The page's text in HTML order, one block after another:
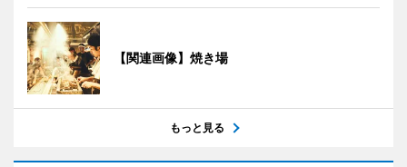
【関連画像】焼き場
もっと見る